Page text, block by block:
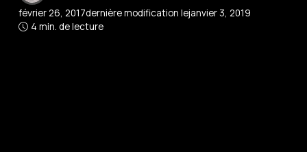
février 26, 2017dernière modification lejanvier 3, 2019
4 min. de lecture